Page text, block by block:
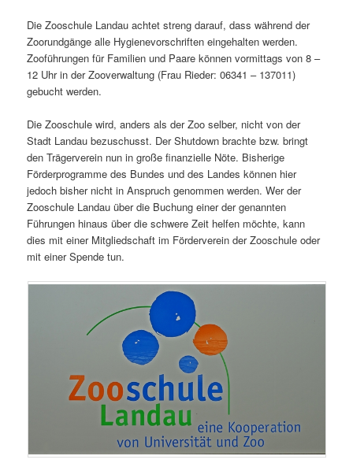
Die Zooschule Landau achtet streng darauf, dass während der
Zoorundgänge alle Hygi­enevorschriften eingehalten werden.
Zooführungen für Familien und Paare können vormittags von 8 –
12 Uhr in der Zooverwaltung (Frau Rieder: 06341 – 137011)
gebucht werden.
Die Zooschule wird, anders als der Zoo selber, nicht von der
Stadt Landau bezuschusst. Der Shutdown brachte bzw. bringt
den Trägerverein nun in große finanzielle Nöte. Bis­herige
Förderprogramme des Bundes und des Landes können hier
jedoch bisher nicht in Anspruch genommen werden. Wer der
Zooschule Landau über die Buchung einer der genannten
Führungen hinaus über die schwere Zeit helfen möchte, kann
dies mit einer Mitgliedschaft im Förderverein der Zooschule oder
mit einer Spende tun.